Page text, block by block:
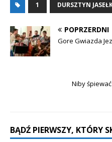
1 DURSZTYN
POPRZERDNI
Gore Gwiazda
Niby
BĄDŹ PIERWSZY, KTÓRY